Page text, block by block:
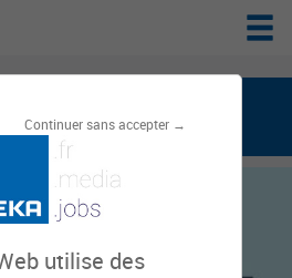
Continuer sans accepter →
utilise des
de l'emploi public